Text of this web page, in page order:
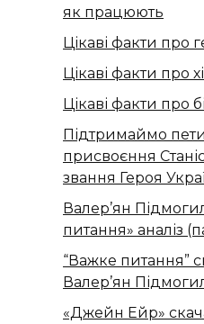
як працюють
Цікаві факти про
Цікаві факти про
Цікаві факти про
Підтримаймо
присвоєння
звання Героя
Валер’ян
питання» аналіз
“Важке питання”
Валер’ян
«Джейн Ейр»